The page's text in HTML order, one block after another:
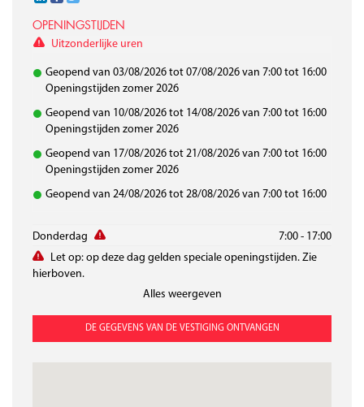
OPENINGSTIJDEN
Uitzonderlijke uren
Geopend van 03/08/2026 tot 07/08/2026 van 7:00 tot 16:00
Openingstijden zomer 2026
Geopend van 10/08/2026 tot 14/08/2026 van 7:00 tot 16:00
Openingstijden zomer 2026
Geopend van 17/08/2026 tot 21/08/2026 van 7:00 tot 16:00
Openingstijden zomer 2026
Geopend van 24/08/2026 tot 28/08/2026 van 7:00 tot 16:00
Maandag 7:00 - 17:00
Dinsdag 7:00 - 17:00
Woensdag 7:00 - 17:00
Donderdag
7:00 - 17:00
Vrĳdag
7:00 - 17:00
Zaterdag Gesloten
Zondag Gesloten
Let op: op deze dag gelden speciale openingstijden. Zie
hierboven.
Alles weergeven
DE GEGEVENS VAN DE VESTIGING ONTVANGEN